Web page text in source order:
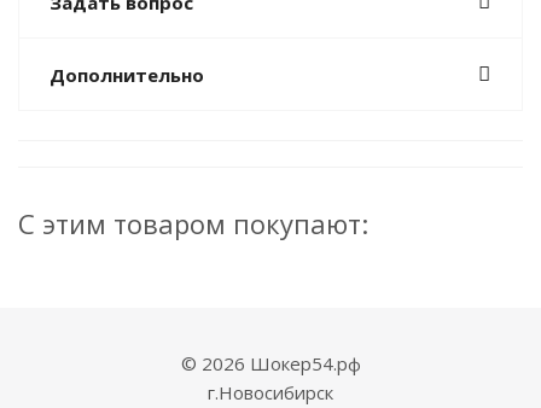
Дополнительно
С этим товаром покупают:
© 2026 Шокер54.рф
г.Новосибирск